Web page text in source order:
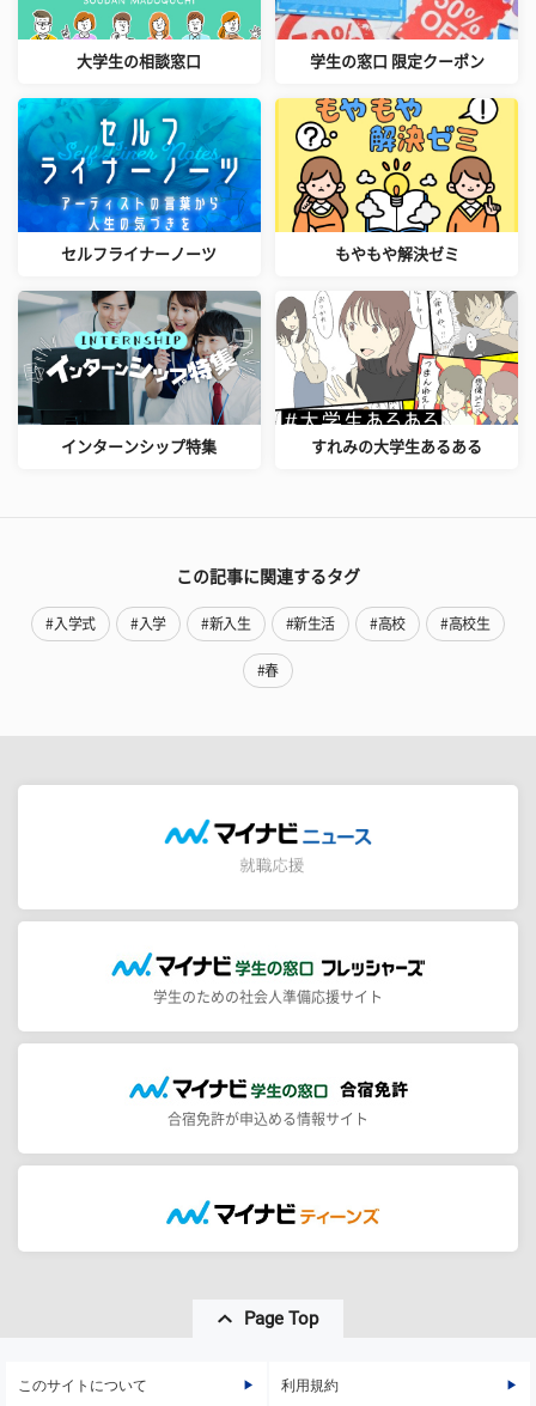
大学生の相談窓口 学生の窓口 限定クーポン
セルフライナーノーツ もやもや解決ゼミ
インターンシップ特集 すれみの大学生あるある
この記事に関連するタグ
#入学式 #入学 #新入生 #新生活 #高校 #高校生
#春
学生のための社会人準備応援サイト
合宿免許が申込める情報サイト
Page Top
このサイトについて 利用規約